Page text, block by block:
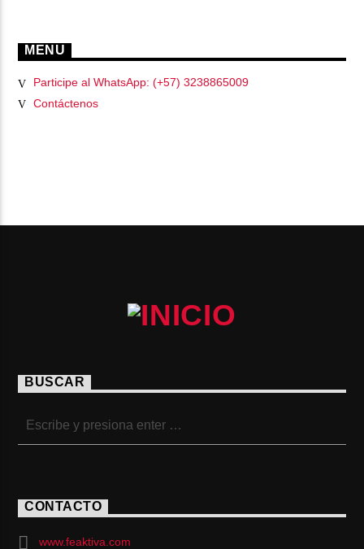
MENU
Participe al WhatsApp: (+57) 3238865009
Contáctenos
BUSCAR
CONTACTO
www.feaktiva.com